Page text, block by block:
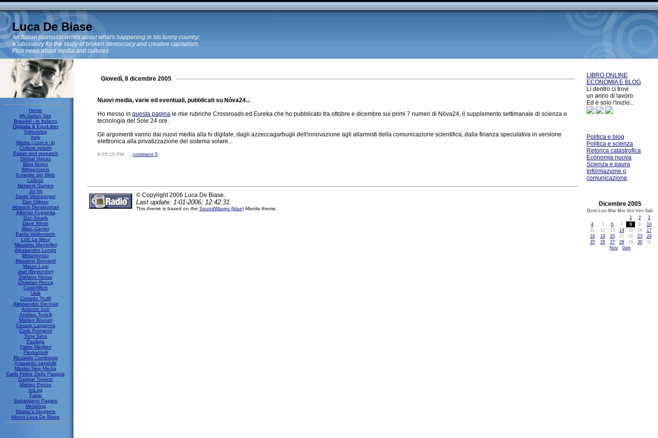
Luca De Biase
An Italian journalist writes about what's happening in his funny country:
a laboratory for the study of broken democracy and creative capitalism.
Plus news about media and cultures.
Home
My Italian Site
Braudel - in italiano
Digitalia & EquiLiber
Videoblog
Italy
Media (.com e .it)
Culture splash
Paper and research
Global Voices
Blog Notes
Wittgenstein
Il meglio del Web
Leibniz
Network Games
Joi Ito
David Weinberger
Dan Gillmor
Hossein Derakhshan
Alfonso Fuggetta
Doc Searls
Dave Winer
Marc Canter
Paolo Valdemarin
Loic Le Meur
Massimo Mantellini
Alessandro Longo
Metamondo
Massimo Bernardi
Mauro Lupi
Joel (Beyondpr)
Stefano Hesse
Christian Rocca
CodeWitch
Ubik
Corrado Truffi
Alessandro Gennari
Antonio Sofi
Andrea Tortelli
Matteo Brunati
Cesare Lamanna
Carlo Formenti
Tony Siino
Paulista
Fabio Metitieri
Piersantelli
Riccardo Cambiassi
(c)assetto variabile
Master New Media
Carlo Felice Dalla Pasqua
Gaspar Torriero
Matteo Penzo
ImLog
Fabio
Sebastiano Pagani
Melablog
Master's bloggers
About Luca De Biase
Giovedì, 8 dicembre 2005
Nuovi media, varie ed eventuali, pubblicati su Nòva24...
Ho messo in questa pagina le mie rubriche Crossroads ed Eureka che ho pubblicato tra ottobre e dicembre sui primi 7 numeri di Nòva24, il supplemento settimanale di scienza e
tecnologia del Sole 24 ore.
Gli argomenti vanno dai nuovi media alla tv digitale, dagli azzeccagarbugli dell'innovazione agli allarmisti della comunicazione scientifica, dalla finanza speculativa in versione
elettronica alla privatizzazione del sistema solare...
8:05:15 PM comment [];
© Copyright 2006 Luca De Biase.
Last update: 1-01-2006; 12:42:31.
This theme is based on the SoundWaves (blue) Manila theme.
LIBRO ONLINE
ECONOMIA E BLOG
Lì dentro ci trovi
un anno di lavoro.
Ed è solo l'inizio...
Politica e blog
Politica e scienza
Retorica catastrofica
Economia nuova
Scienza e paura
Informazione o
comunicazione
Dicembre 2005
Dom Lun Mar Mer Gio Ven Sab
1
2
3
4
5 6 7 8 9
10
11
12 13 14 15 16
17
18
19 20 21 22 23
24
25
26 27 28 29 30
31
Nov
Gen